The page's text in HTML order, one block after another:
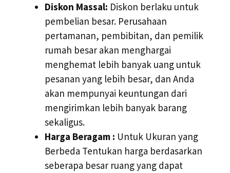
Diskon Massal: Diskon berlaku untuk
pembelian besar. Perusahaan
pertamanan, pembibitan, dan pemilik
rumah besar akan menghargai
menghemat lebih banyak uang untuk
pesanan yang lebih besar, dan Anda
akan mempunyai keuntungan dari
mengirimkan lebih banyak barang
sekaligus.
Harga Beragam : Untuk Ukuran yang
Berbeda Tentukan harga berdasarkan
seberapa besar ruang yang dapat